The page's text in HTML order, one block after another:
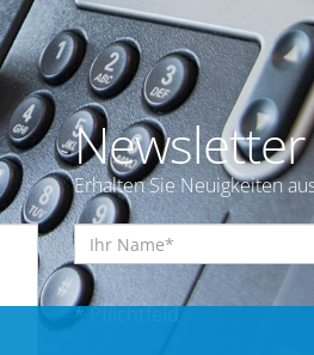
Newsletter
Erhalten Sie Neuigkeiten
* Pflichtfeld